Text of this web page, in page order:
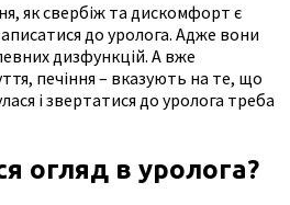
як свербіж та дискомфорт є
до уролога. Адже вони
дизфункцій. А вже
печіння – вказують на те, що
і звертатися до уролога треба
огляд в уролога?